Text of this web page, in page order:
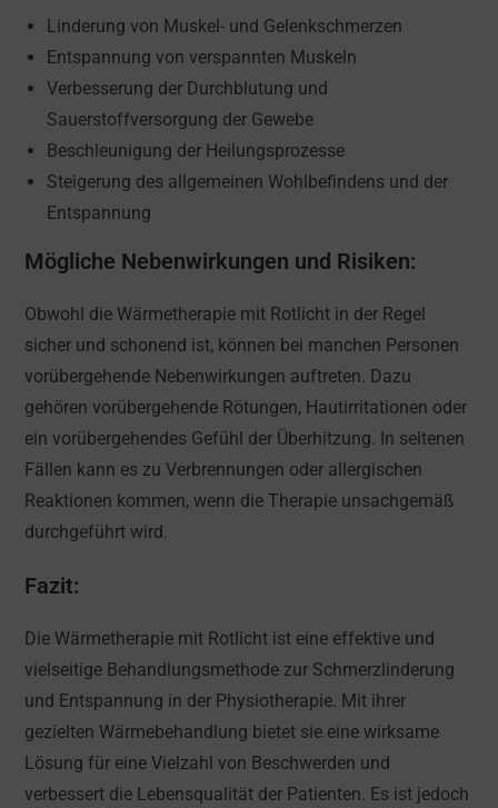
Linderung von Muskel- und Gelenkschmerzen
Entspannung von verspannten Muskeln
Verbesserung der Durchblutung und
Sauerstoffversorgung der Gewebe
Beschleunigung der Heilungsprozesse
Steigerung des allgemeinen Wohlbefindens und der
Entspannung
Mögliche Nebenwirkungen und Risiken:
Obwohl die Wärmetherapie mit Rotlicht in der Regel
sicher und schonend ist, können bei manchen Personen
vorübergehende Nebenwirkungen auftreten. Dazu
gehören vorübergehende Rötungen, Hautirritationen oder
ein vorübergehendes Gefühl der Überhitzung. In seltenen
Fällen kann es zu Verbrennungen oder allergischen
Reaktionen kommen, wenn die Therapie unsachgemäß
durchgeführt wird.
Fazit:
Die Wärmetherapie mit Rotlicht ist eine effektive und
vielseitige Behandlungsmethode zur Schmerzlinderung
und Entspannung in der Physiotherapie. Mit ihrer
gezielten Wärmebehandlung bietet sie eine wirksame
Lösung für eine Vielzahl von Beschwerden und
verbessert die Lebensqualität der Patienten. Es ist jedoch